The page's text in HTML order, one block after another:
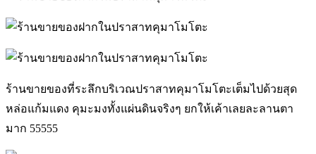
ร้านขายของที่ระลึกบริเวณปราสาทคุมาโมโตะเต็มไปด้วยสุด
หล่อแก้มแดง คุมะมงทั้งแผ่นดินจริงๆ ยกให้เค้าเลยละลานตา
มาก 55555